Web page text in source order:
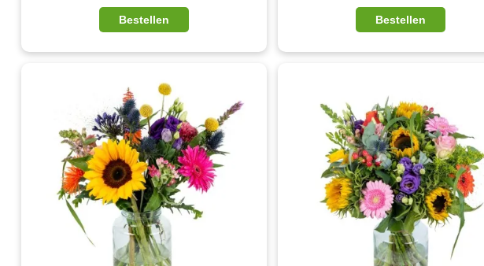
Bestellen Bestellen